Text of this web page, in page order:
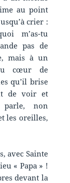
au point
crier :
m’as-tu
pas de
mais à un
cœur de
qu’il brise
de voir et
non
les oreilles,
avec Sainte
« Papa » !
devant la